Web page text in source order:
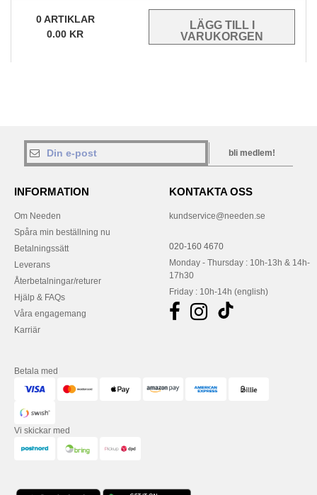
0ARTIKLAR
0.00 KR
bli medlem!
INFORMATION
Om Needen
Spåra min beställning nu
Betalningssätt
Leverans
Återbetalningar/returer
Hjälp & FAQs
Våra engagemang
Karriär
KONTAKTA OSS
kundservice@needen.se
020-160 4670
Monday - Thursday : 10h-13h & 14h-
17h30
Friday : 10h-14h (english)
Betala med
Vi skickar med